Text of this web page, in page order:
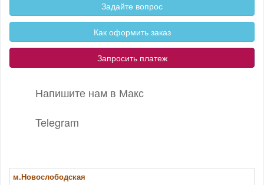
Задайте вопрос
Как оформить заказ
Запросить платеж
Напишите нам в Макс
Telegram
м.Новослободская